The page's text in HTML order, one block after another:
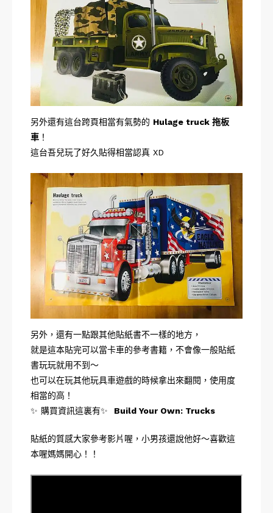
另外還有這台跨頁相當有氣勢的 Hulage truck 拖板
車 ！
這台吾兒玩了好久貼得相當認真 XD
另外，還有一點跟其他貼紙書不一樣的地方，
就是這本貼完可以當卡車的參考書籍，不會像一般貼紙
書玩玩就用不到～
也可以在玩其他玩具車遊戲的時候拿出來翻閱，使用度
相當的高！
✨ 購買資訊這裏有✨ Build Your Own: Trucks
貼紙的質感大家參考影片喔，小男孩還說他好～喜歡這
本喔媽媽開心！！